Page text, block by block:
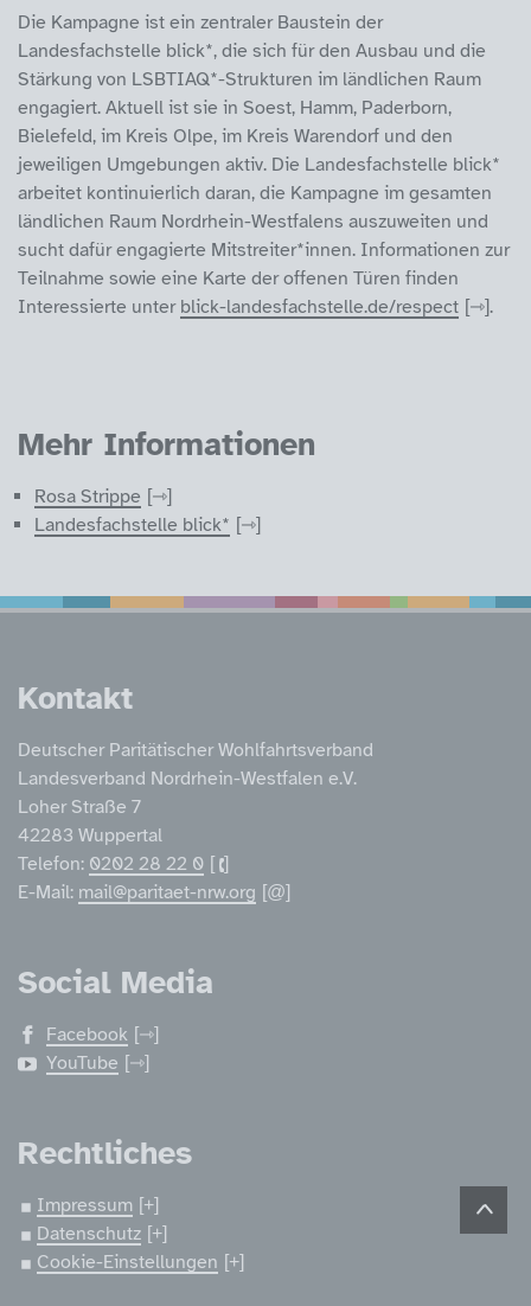
Die Kampagne ist ein zentraler Baustein der
Landesfachstelle blick*, die sich für den Ausbau und die
Stärkung von LSBTIAQ*-Strukturen im ländlichen Raum
engagiert. Aktuell ist sie in Soest, Hamm, Paderborn,
Bielefeld, im Kreis Olpe, im Kreis Warendorf und den
jeweiligen Umgebungen aktiv. Die Landesfachstelle blick*
arbeitet kontinuierlich daran, die Kampagne im gesamten
ländlichen Raum Nordrhein-Westfalens auszuweiten und
sucht dafür engagierte Mitstreiter*innen. Informationen zur
Teilnahme sowie eine Karte der offenen Türen finden
Interessierte unter blick-landesfachstelle.de/respect .
Mehr Informationen
Rosa Strippe
Landesfachstelle blick*
Service
Kontakt
Deutscher Paritätischer Wohlfahrtsverband
Landesverband Nordrhein-Westfalen e.V.
Loher Straße 7
42283 Wuppertal
Telefon: 0202 28 22 0
E-Mail: mail@paritaet-nrw.org
Social Media
Facebook
YouTube
Rechtliches
Impressum
Datenschutz
Cookie-Einstellungen